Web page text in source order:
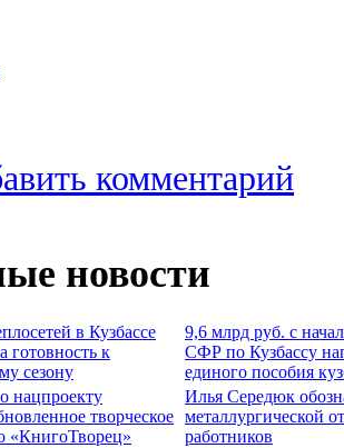
комментарий
новости
в Кузбассе
готовность к
сезону
9,6 млрд руб. с
СФР по Кузбассу
единого пособия
нацпроекту
творческое
«КнигоТворец»
Илья Середюк
металлургической
работников